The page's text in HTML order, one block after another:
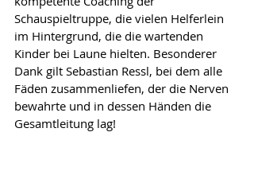
Schauspieltruppe, die vielen Helferlein
im Hintergrund, die die wartenden
Kinder bei Laune hielten. Besonderer
Dank gilt Sebastian Ressl, bei dem alle
Fäden zusammenliefen, der die Nerven
bewahrte und in dessen Händen die
Gesamtleitung lag!